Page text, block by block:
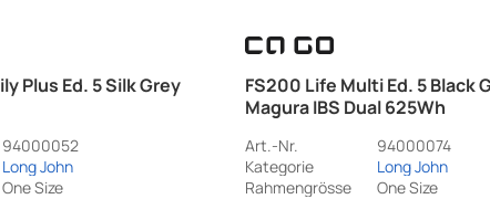
Plus Ed. 5 Silk Grey
94000052
Long John
One Size
FS200 Life Multi Ed. 5 Black
Magura IBS Dual 625Wh
Art.-Nr.
94000074
Kategorie
Long John
Rahmengrösse
One Size